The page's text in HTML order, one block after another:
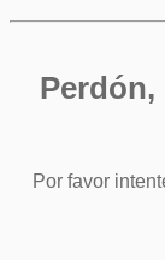
Por favor